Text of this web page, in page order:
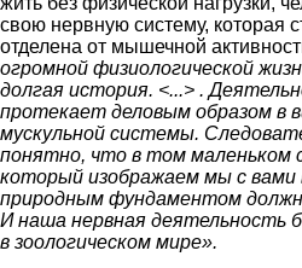
свою нервную систему, которая
отделена от мышечной
огромной физиологической
долгая история. <...> .
протекает деловым образом в
мускульной системы.
понятно, что в том маленьком
который изображаем мы с вами
природным фундаментом
И наша нервная деятельность
в зоологическом мире».